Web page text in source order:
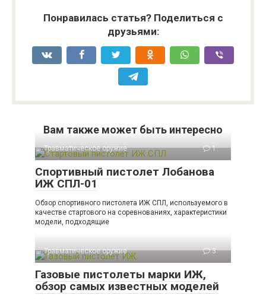
Понравилась статья? Поделиться с
друзьями:
Вам также может быть интересно
Травматическое оружие 1
Спортивный пистолет Лобанова
ИЖ СПЛ-01
Обзор спортивного пистолета ИЖ СПЛ, используемого в
качестве стартового на соревнованиях, характеристики
модели, подходящие
Травматическое оружие 3
Газовые пистолеты марки ИЖ,
обзор самых известных моделей